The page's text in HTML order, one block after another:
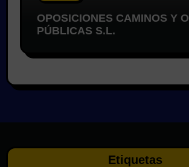
OPOSICIONES CAMINOS Y
PÚBLICAS S.L.
Etiquetas